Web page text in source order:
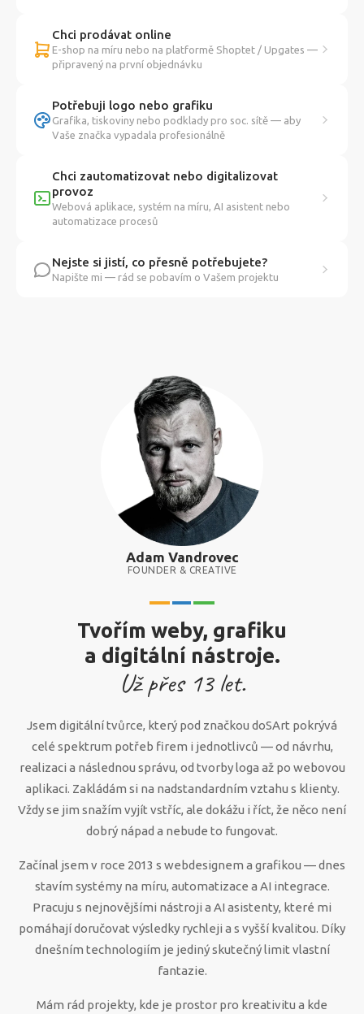
Chci prodávat online
E-shop na míru nebo na platformě Shoptet / Upgates —
připravený na první objednávku
Potřebuji logo nebo grafiku
Grafika, tiskoviny nebo podklady pro soc. sítě — aby
Vaše značka vypadala profesionálně
Chci zautomatizovat nebo digitalizovat
provoz
Webová aplikace, systém na míru, AI asistent nebo
automatizace procesů
Nejste si jistí, co přesně potřebujete?
Napište mi — rád se pobavím o Vašem projektu
Adam Vandrovec
FOUNDER & CREATIVE
Tvořím weby, grafiku
a digitální nástroje.
Už přes 13let.
Jsem digitální tvůrce, který pod značkou doSArt pokrývá
celé spektrum potřeb firem i jednotlivců — od návrhu,
realizaci a následnou správu, od tvorby loga až po webovou
aplikaci. Zakládám si na nadstandardním vztahu s klienty.
Vždy se jim snažím vyjít vstříc, ale dokážu i říct, že něco není
dobrý nápad a nebude to fungovat.
Začínal jsem v roce 2013 s webdesignem a grafikou — dnes
stavím systémy na míru, automatizace a AI integrace.
Pracuju s nejnovějšími nástroji a AI asistenty, které mi
pomáhají doručovat výsledky rychleji a s vyšší kvalitou. Díky
dnešním technologiím je jediný skutečný limit vlastní
fantazie.
Mám rád projekty, kde je prostor pro kreativitu a kde